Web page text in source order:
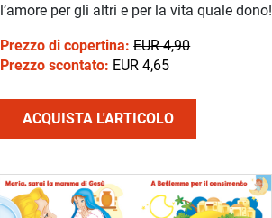
l’amore per gli altri e per la vita quale dono!
Prezzo di copertina: EUR 4,90
Prezzo scontato: EUR 4,65
ACQUISTA L'ARTICOLO